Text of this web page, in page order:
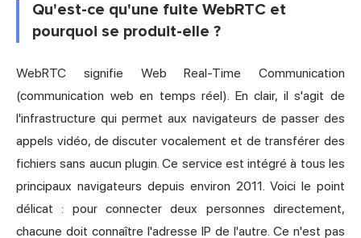
Qu'est-ce qu'une fuite WebRTC et
pourquoi se produit-elle ?
WebRTC signifie Web Real-Time Communication
(communication web en temps réel). En clair, il s'agit de
l'infrastructure qui permet aux navigateurs de passer des
appels vidéo, de discuter vocalement et de transférer des
fichiers sans aucun plugin. Ce service est intégré à tous les
principaux navigateurs depuis environ 2011. Voici le point
délicat : pour connecter deux personnes directement,
chacune doit connaître l'adresse IP de l'autre. Ce n'est pas